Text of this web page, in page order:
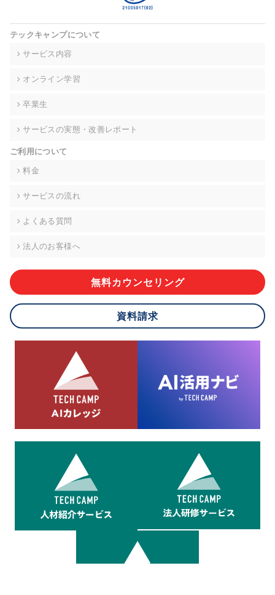
当社は事業運営上、前項利用目的の範囲に限って個人情報を外
高い委託先を選定し、個人情報の適正管理・機密保持について
個人情報の開示等(利用目的の通知、開示、内容の訂正・追加・
て、下記の当社問合わせ窓口に申し出ることができます。その
的な期間内に対応いたします。ただし、申請が本人確認が不可
により、ご希望に添えない場合があります。 なお、アクセスロ
グなどの個人情報以外の情報については、原則として開示等は
株式会社div 個人情報問合せ窓口
メールアドレス:privacy_policy@di-v.co.jp
ご本人様が当社に個人情報を提供されるかどうかは任意による
応ができない場合があります。
8.cookieにより取得・分析した情報とその利用について
当社は第三者が運営するデータ・マネジメント・プラットフォ
ームからcookieにより収集されたウェブの閲覧機歴及びその分
析結果を取得し、これをお客様の個人データと結びつけた上
で、広告配信等の目的で利用いたします。
テックキャンプについて
サービス内容
オンライン学習
卒業生
サービスの実態・改善レポート
ご利用について
料金
サービスの流れ
よくある質問
法人のお客様へ
無料カウンセリング
資料請求